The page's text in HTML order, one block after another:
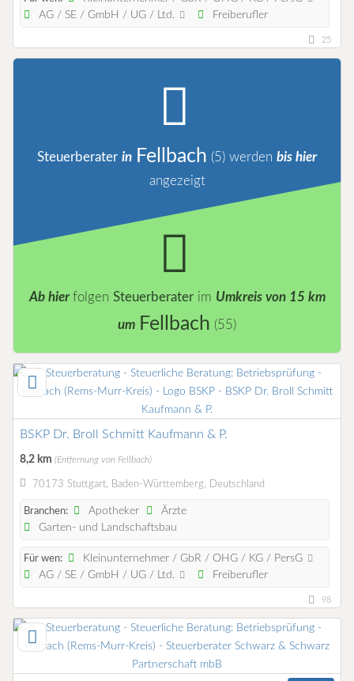
AG / SE / GmbH / UG / Ltd.
Freiberufler
25
Steuerberater in Fellbach (5) werden bis hier
angezeigt
Ab hierfolgen Steuerberaterim Umkreis von 15 km
um Fellbach (55)
BSKP Dr. Broll Schmitt Kaufmann & P.
8,2 km (Entfernung von Fellbach)
70173 Stuttgart, Baden-Württemberg, Deutschland
Branchen: Apotheker
Ärzte
Garten- und Landschaftsbau
Für wen:
Kleinunternehmer / GbR / OHG / KG / PersG
AG / SE / GmbH / UG / Ltd.
Freiberufler
98